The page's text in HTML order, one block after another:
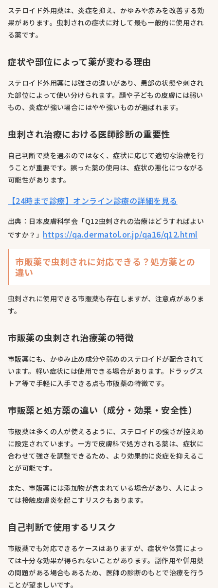
ステロイド外用薬は、炎症を抑え、かゆみや赤みを改善する効
果があります。虫刺されの症状に対して最も一般的に使用され
る薬です。
症状や部位によって薬が変わる理由
ステロイド外用薬には強さの違いがあり、患部の状態や刺され
た部位によって使い分けられます。顔や子どもの皮膚には弱い
もの、炎症が強い場合にはやや強いものが選ばれます。
虫刺され治療における医師診断の重要性
自己判断で薬を選ぶのではなく、症状に応じて適切な治療を行
うことが重要です。誤った薬の使用は、症状の悪化につながる
可能性があります。
【24時まで診療】オンライン診療の詳細を見る
出典：日本皮膚科学会「Q12虫刺されの治療はどうすればよい
ですか？」 https://qa.dermatol.or.jp/qa16/q12.html
市販薬で虫刺されに対応できる？処方薬との
違い
虫刺されに使用できる市販薬も存在しますが、注意点がありま
す。
市販薬の虫刺され治療薬の特徴
市販薬にも、かゆみ止め成分や弱めのステロイドが配合されて
います。軽い症状には使用できる場合があります。ドラッグス
トア等で手軽に入手できる点も市販薬の特徴です。
市販薬と処方薬の違い（成分・効果・安全性）
市販薬は多くの人が使えるように、ステロイドの強さが控えめ
に設定されています。一方で皮膚科で処方される薬は、症状に
合わせて強さを調整できるため、より効果的に炎症を抑えるこ
とが可能です。
また、市販薬には添加物が含まれている場合があり、人によっ
ては接触皮膚炎を起こすリスクもあります。
自己判断で使用するリスク
市販薬でも対応できるケースはありますが、症状や体質によっ
ては十分な効果が得られないことがあります。副作用や併用薬
の問題がある場合もあるため、医師の診断のもとで治療を行う
ことが望ましいです。